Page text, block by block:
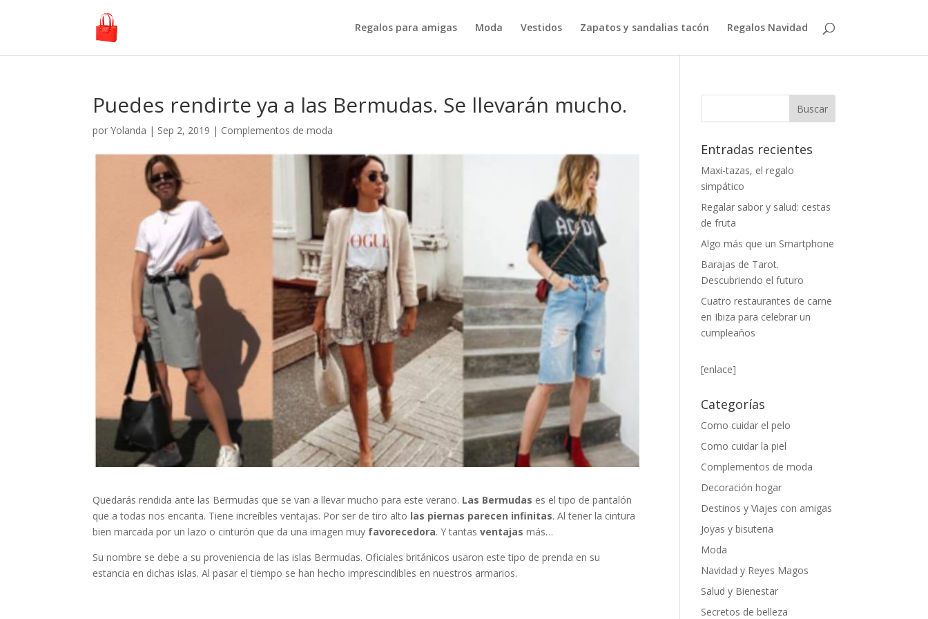
Regalos para amigas Moda Vestidos Zapatos y sandalias tacón Regalos Navidad
Puedes rendirte ya a las Bermudas. Se llevarán mucho.
porYolanda | Sep 2, 2019 | Complementos de moda
Quedarás rendida ante las Bermudas que se van a llevar mucho para este verano. Las Bermudas es el tipo de pantalón
que a todas nos encanta. Tiene increíbles ventajas. Por ser de tiro alto las piernas parecen infinitas. Al tener la cintura
bien marcada por un lazo o cinturón que da una imagen muy favorecedora. Y tantas ventajasmás…
Su nombre se debe a su proveniencia de las islas Bermudas. Oficiales británicos usaron este tipo de prenda en su
estancia en dichas islas. Al pasar el tiempo se han hecho imprescindibles en nuestros armarios.
Entradas recientes
Maxi-tazas, el regalo
simpático
Regalar sabor y salud: cestas
de fruta
Algo más que un Smartphone
Barajas de Tarot.
Descubriendo el futuro
Cuatro restaurantes de carne
en Ibiza para celebrar un
cumpleaños
[enlace]
Categorías
Como cuidar el pelo
Como cuidar la piel
Complementos de moda
Decoración hogar
Destinos y Viajes con amigas
Joyas y bisuteria
Moda
Navidad y Reyes Magos
Salud y Bienestar
Secretos de belleza